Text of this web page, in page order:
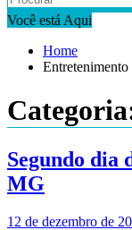
Você está Aqui
Home
Entretenimento
Segundo dia
MG
12 de dezembro de